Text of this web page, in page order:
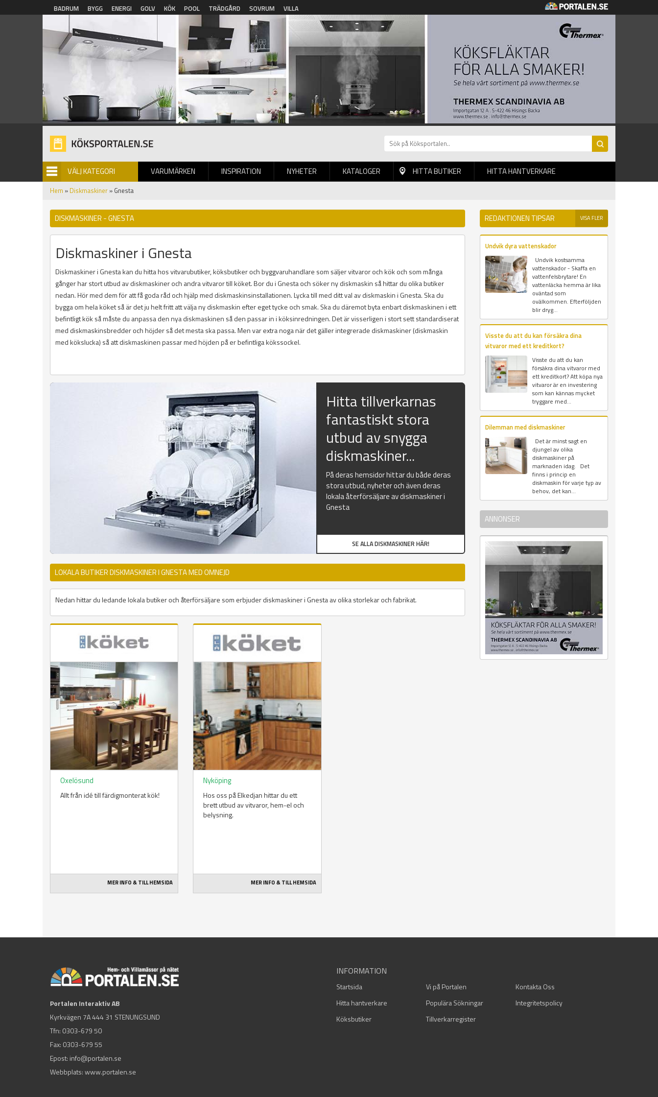
Hoppa till huvudinnehåll
BADRUM BYGG ENERGI GOLV KÖK POOL TRÄDGÅRD SOVRUM VILLA
VÄLJ KATEGORI VARUMÄRKEN INSPIRATION NYHETER
BILDGALLERI KATALOGER HITTA BUTIKER HITTA HANTVERKARE
Hem » Diskmaskiner » Gnesta
DISKMASKINER - GNESTA
Diskmaskiner i Gnesta
Diskmaskiner i Gnesta kan du hitta hos vitvarubutiker, köksbutiker och byggvaruhandlare som säljer vitvaror och kök och som många
gånger har stort utbud av diskmaskiner och andra vitvaror till köket. Bor du i Gnesta och söker ny diskmaskin så hittar du olika butiker
nedan. Hör med dem för att få goda råd och hjälp med diskmaskinsinstallationen. Lycka till med ditt val av diskmaskin i Gnesta. Ska du
bygga om hela köket så är det ju helt fritt att välja ny diskmaskin efter eget tycke och smak. Ska du däremot byta enbart diskmaskinen i ett
befintligt kök så måste du anpassa den nya diskmaskinen så den passar in i köksinredningen. Det är visserligen i stort sett standardiserat
med diskmaskinsbredder och höjder så det mesta ska passa. Men var extra noga när det gäller integrerade diskmaskiner (diskmaskin
med kökslucka) så att diskmaskinen passar med höjden på er befintliga kökssockel.
Hitta tillverkarnas
fantastiskt stora
utbud av snygga
diskmaskiner...
På deras hemsidor hittar du både deras
stora utbud, nyheter och även deras
lokala återförsäljare av diskmaskiner i
Gnesta
SE ALLA DISKMASKINER HÄR!
LOKALA BUTIKER DISKMASKINER I GNESTA MED OMNEJD
Nedan hittar du ledande lokala butiker och återförsäljare som erbjuder diskmaskiner i Gnesta av olika storlekar och fabrikat.
Oxelösund
Allt från idé till färdigmonterat kök!
MER INFO & TILL HEMSIDA
Nyköping
Hos oss på Elkedjan hittar du ett
brett utbud av vitvaror, hem-el och
belysning.
MER INFO & TILL HEMSIDA
REDAKTIONEN TIPSAR VISA FLER
Undvik dyra vattenskador
Undvik kostsamma
vattenskador - Skaffa en
vattenfelsbrytare! En
vattenläcka hemma är lika
oväntad som
ovälkommen. Efterföljden
blir dryg...
Visste du att du kan försäkra dina
vitvaror med ett kreditkort?
Visste du att du kan
försäkra dina vitvaror med
ett kreditkort? Att köpa nya
vitvaror är en investering
som kan kännas mycket
tryggare med...
Dilemman med diskmaskiner
Det är minst sagt en
djungel av olika
diskmaskiner på
marknaden idag. Det
finns i princip en
diskmaskin för varje typ av
behov, det kan...
ANNONSER
Portalen Interaktiv AB
Kyrkvägen 7A 444 31 STENUNGSUND
Tfn: 0303-679 50
Fax: 0303-679 55
Epost: info@portalen.se
Webbplats: www.portalen.se
INFORMATION
Startsida Vi på Portalen
Kontakta Oss
Hitta hantverkare
Populära Sökningar
Integritetspolicy
Köksbutiker
Tillverkarregister